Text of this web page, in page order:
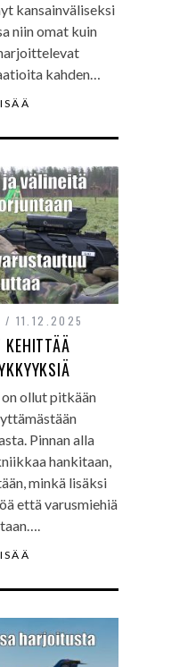
kansainväliseksi
niin omat kuin
kahden…
11.12.2025
KEHITTÄÄ
ollut pitkään
Pinnan alla
hankitaan,
minkä lisäksi
että varusmiehiä